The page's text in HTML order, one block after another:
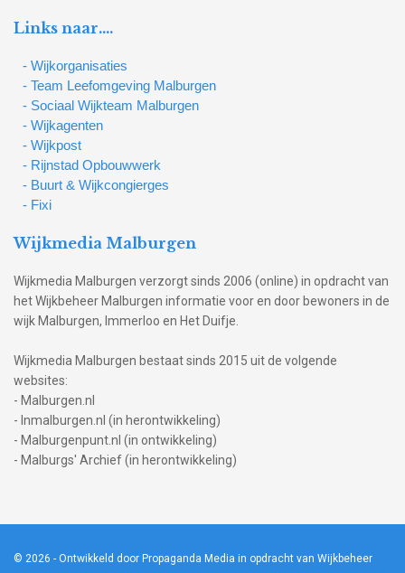
Links naar….
- Wijkorganisaties
- Team Leefomgeving Malburgen
- Sociaal Wijkteam Malburgen
- Wijkagenten
- Wijkpost
- Rijnstad Opbouwwerk
- Buurt & Wijkcongierges
- Fixi
Wijkmedia Malburgen
Wijkmedia Malburgen verzorgt sinds 2006 (online) in opdracht van
het Wijkbeheer Malburgen informatie voor en door bewoners in de
wijk Malburgen, Immerloo en Het Duifje.
Wijkmedia Malburgen bestaat sinds 2015 uit de volgende
websites:
- Malburgen.nl
- Inmalburgen.nl (in herontwikkeling)
- Malburgenpunt.nl (in ontwikkeling)
- Malburgs' Archief (in herontwikkeling)
© 2026 - Ontwikkeld door Propaganda Media in opdracht van Wijkbeheer